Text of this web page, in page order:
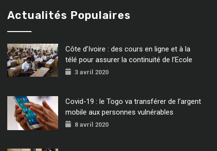
Actualités Populaires
Côte d’Ivoire : des cours en ligne et à la
télé pour assurer la continuité de l’Ecole
3 avril 2020
Covid-19 : le Togo va transférer de l’argent
mobile aux personnes vulnérables
8 avril 2020